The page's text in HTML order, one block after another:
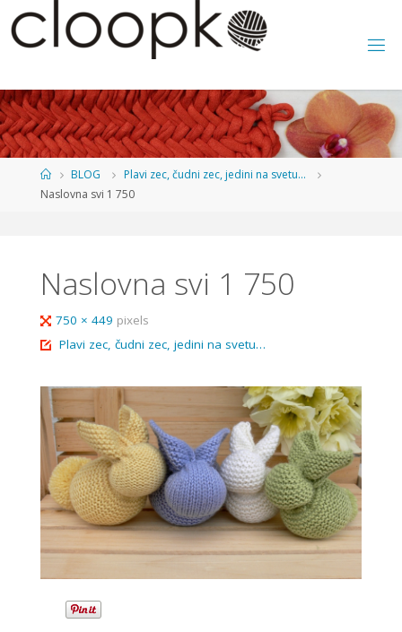
Skip
content
HomeBLOG
Plavi zec, čudni zec, jedini na svetu...
Naslovna svi 1 750
Naslovna svi 1 750
Full
size
750 × 449 pixels
Plavi zec, čudni zec, jedini na svetu…